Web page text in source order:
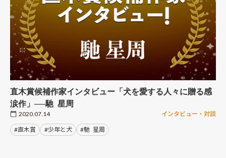
直木賞候補作家インタビュー「犬を愛する人々に贈る感
涙作」──馳 星周
2020.07.14 インタビュー・対談
#直木賞 #少年と犬 #馳 星周